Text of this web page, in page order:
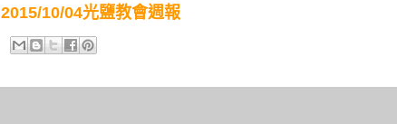
2015/10/04光鹽教會週報